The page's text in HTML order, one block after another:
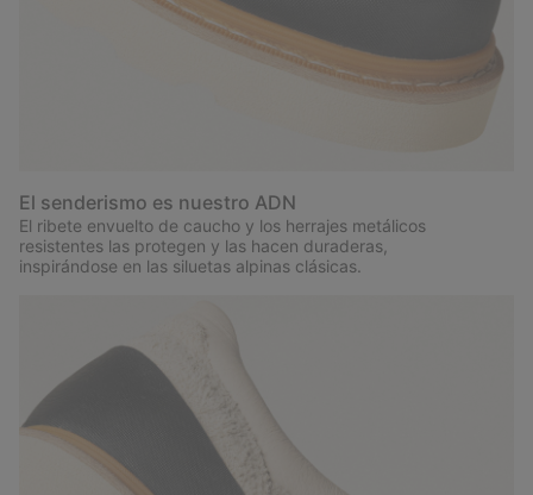
El senderismo es nuestro ADN
El ribete envuelto de caucho y los herrajes metálicos
resistentes las protegen y las hacen duraderas,
inspirándose en las siluetas alpinas clásicas.